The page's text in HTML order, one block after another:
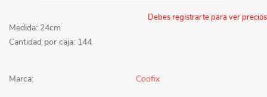
Debes registrarte para ver precios
Medida: 24cm
Cantidad por caja: 144
Marca: Coofix